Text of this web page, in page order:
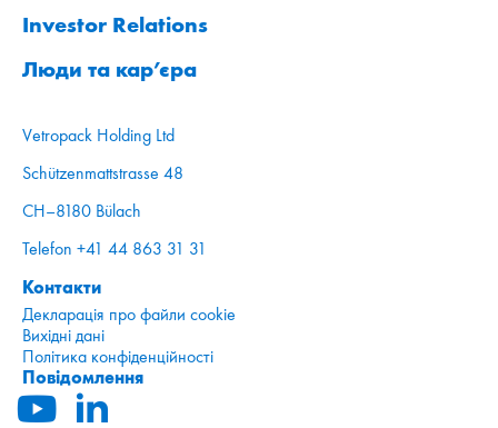
Investor Relations
Люди та кар’єра
Vetropack Holding Ltd
Schützenmattstrasse 48
CH–8180 Bülach
Telefon +41 44 863 31 31
Контакти
Декларація про файли cookie
Вихідні дані
Політика конфіденційності
Повідомлення